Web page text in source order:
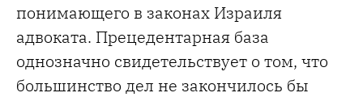
понимающего в законах Израиля
адвоката. Прецедентарная база
однозначно свидетельствует о том, что
большинство дел не закончилось бы